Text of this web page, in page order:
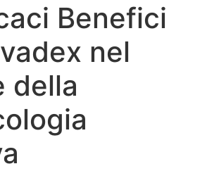
Benefici
nel
della